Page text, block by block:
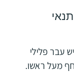
עבר פלילי
מעל ראשו.